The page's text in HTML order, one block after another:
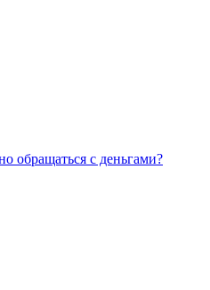
обращаться с деньгами?